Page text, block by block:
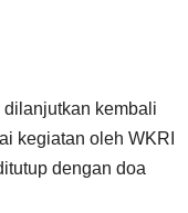
kembali
kegiatan oleh WKRI
dengan doa